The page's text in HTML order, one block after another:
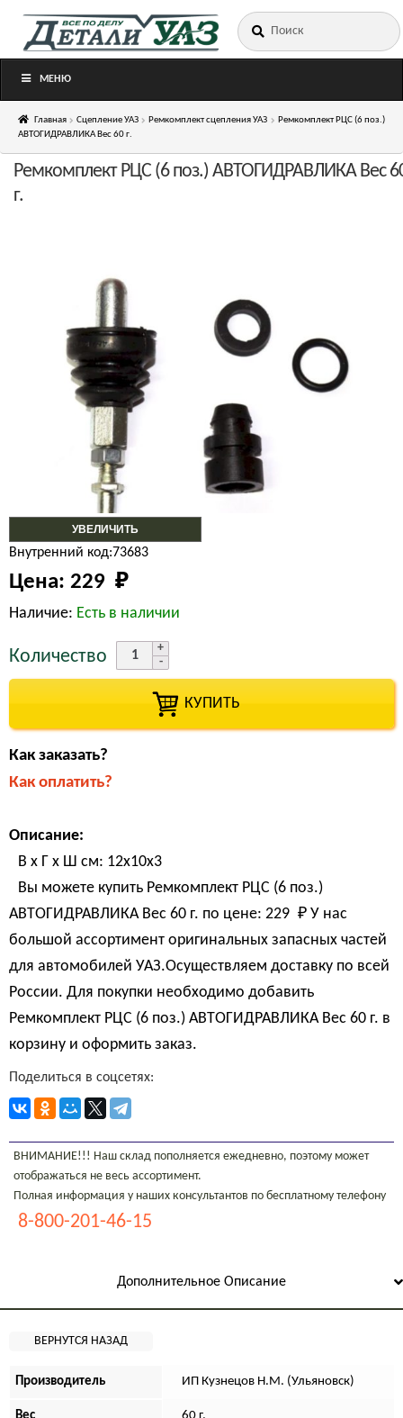
Перейти
Перейти
Искать:
МЕНЮ
Главная Сцепление УАЗ Ремкомплект сцепления УАЗ
Ремкомплект РЦС (6 поз.)
АВТОГИДРАВЛИКА Вес 60 г.
УВЕЛИЧИТЬ
Ремкомплект РЦС (6 поз.) АВТОГИДРАВЛИКА Вес
г.
Внутренний код:73683
Цена: 229 ₽
Наличие: Есть в наличии
Количество
КУПИТЬ
Как заказать?
Как оплатить?
Описание:
В х Г х Ш см: 12х10х3
Вы можете купить Ремкомплект РЦС (6 поз.)
АВТОГИДРАВЛИКА Вес 60 г. по цене: 229 ₽ У нас
большой ассортимент оригинальных запасных частей
для автомобилей УАЗ.Осуществляем доставку по всей
России. Для покупки необходимо добавить
Ремкомплект РЦС (6 поз.) АВТОГИДРАВЛИКА Вес 60 г. в
корзину и оформить заказ.
Поделиться в соцсетях:
ВНИМАНИЕ!!! Наш склад пополняется ежедневно, поэтому может
отображаться не весь ассортимент.
Полная информация у наших консультантов по бесплатному телефону
8-800-201-46-15
Дополнительное Описание
Производитель ИП Кузнецов Н.М. (Ульяновск)